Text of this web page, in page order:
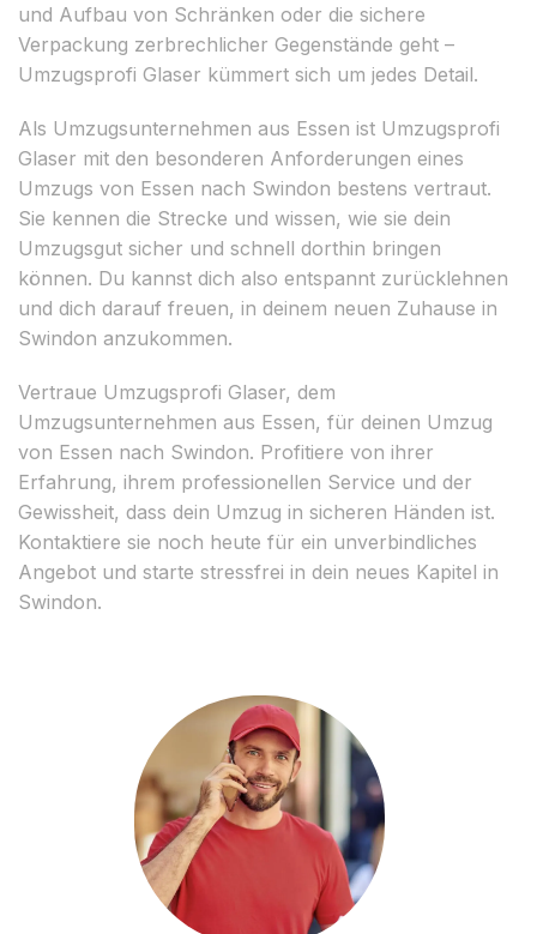
und Aufbau von Schränken oder die sichere
Verpackung zerbrechlicher Gegenstände geht –
Umzugsprofi Glaser kümmert sich um jedes Detail.
Als Umzugsunternehmen aus Essen ist Umzugsprofi
Glaser mit den besonderen Anforderungen eines
Umzugs von Essen nach Swindon bestens vertraut.
Sie kennen die Strecke und wissen, wie sie dein
Umzugsgut sicher und schnell dorthin bringen
können. Du kannst dich also entspannt zurücklehnen
und dich darauf freuen, in deinem neuen Zuhause in
Swindon anzukommen.
Vertraue Umzugsprofi Glaser, dem
Umzugsunternehmen aus Essen, für deinen Umzug
von Essen nach Swindon. Profitiere von ihrer
Erfahrung, ihrem professionellen Service und der
Gewissheit, dass dein Umzug in sicheren Händen ist.
Kontaktiere sie noch heute für ein unverbindliches
Angebot und starte stressfrei in dein neues Kapitel in
Swindon.